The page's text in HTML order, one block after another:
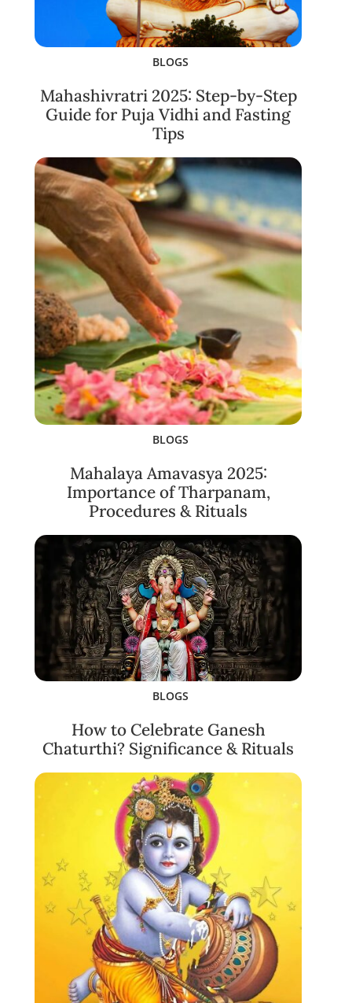
BLOGS
Mahashivratri 2025: Step-by-Step
Guide for Puja Vidhi and Fasting
Tips
BLOGS
Mahalaya Amavasya 2025:
Importance of Tharpanam,
Procedures & Rituals
BLOGS
How to Celebrate Ganesh
Chaturthi? Significance & Rituals